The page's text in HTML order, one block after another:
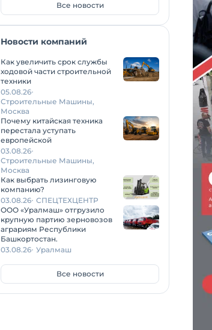
Все новости
Новости компаний
Как увеличить срок службы
ходовой части строительной
техники
05.08.26
Строительные Машины,
Москва
Почему китайская техника
перестала уступать
европейской
03.08.26
Строительные Машины,
Москва
Как выбрать лизинговую
компанию?
03.08.26 СПЕЦТЕХЦЕНТР
ООО «Уралмаш» отгрузило
крупную партию зерновозов
аграриям Республики
Башкортостан.
03.08.26 Уралмаш
Все новости